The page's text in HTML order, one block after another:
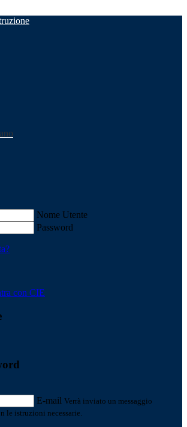
Nome Utente
Password
con CIE
E-mail Verrà inviato un messaggio
le istruzioni necessarie.